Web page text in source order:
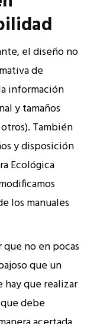
el diseño no
de
información
y tamaños
También
y disposición
Ecológica
los manuales
no en pocas
que un
que realizar
debe